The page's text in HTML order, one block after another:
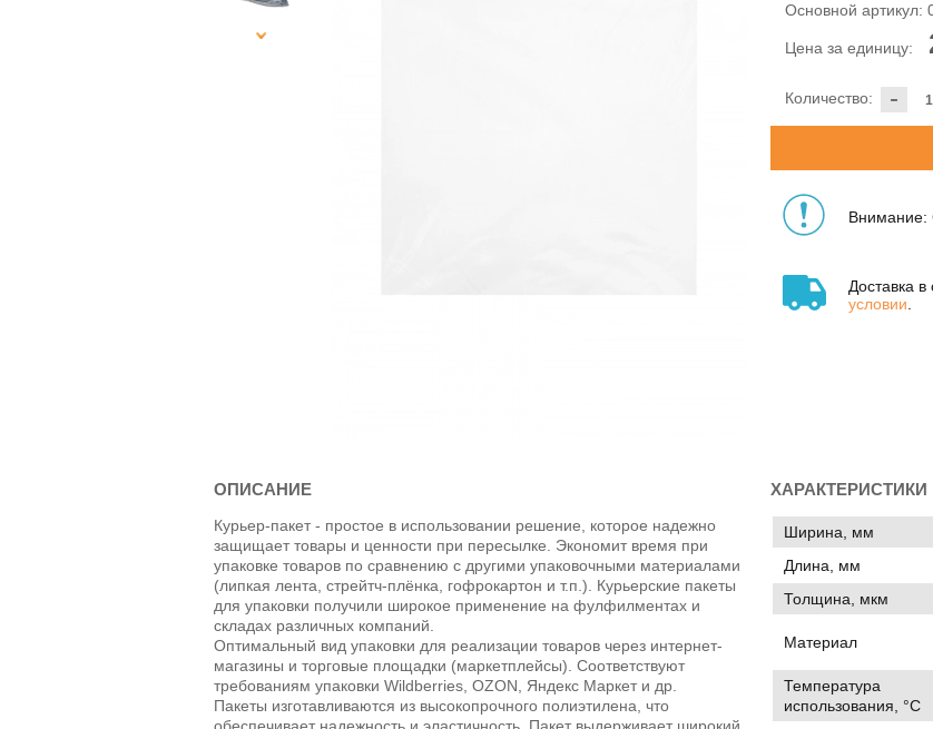
Основной артикул:
Цена за единицу:
-
Количество:
Внимание:
Доставка в
условии
ОПИСАНИЕ
Курьер-пакет - простое в использовании решение, которое надежно
защищает товары и ценности при пересылке. Экономит время при
упаковке товаров по сравнению с другими упаковочными материалами
(липкая лента, стрейтч-плёнка, гофрокартон и т.п.). Курьерские пакеты
для упаковки получили широкое применение на фулфилментах и
складах различных компаний.
Оптимальный вид упаковки для реализации товаров через интернет-
магазины и торговые площадки (маркетплейсы). Соответствуют
требованиям упаковки Wildberries, OZON, Яндекс Маркет и др.
Пакеты изготавливаются из высокопрочного полиэтилена, что
обеспечивает надежность и эластичность. Пакет выдерживает широкий
ХАРАКТЕРИСТИКИ
Ширина, мм
Длина, мм
Толщина, мкм
Материал
Температура
использования, °C